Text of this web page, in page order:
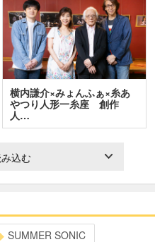
横内謙介×みょんふぁ×糸あ
やつり人形一糸座 創作
人…
込む
SUMMER SONIC